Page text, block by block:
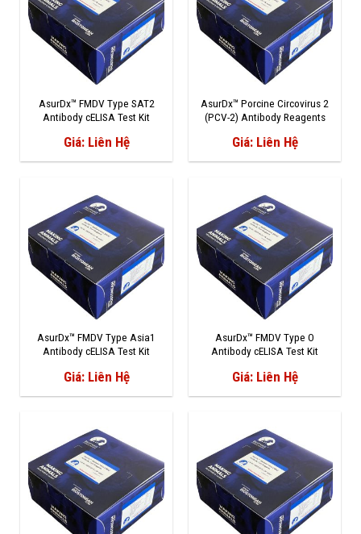
AsurDx™ FMDV Type SAT2
Antibody cELISA Test Kit
Giá: Liên Hệ
AsurDx™ Porcine Circovirus 2
(PCV-2) Antibody Reagents
Giá: Liên Hệ
AsurDx™ FMDV Type Asia1
Antibody cELISA Test Kit
Giá: Liên Hệ
AsurDx™ FMDV Type O
Antibody cELISA Test Kit
Giá: Liên Hệ